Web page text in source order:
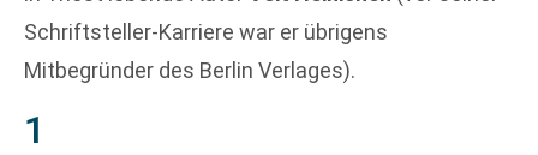
Schriftsteller-Karriere war er übrigens
Mitbegründer des Berlin Verlages).
1